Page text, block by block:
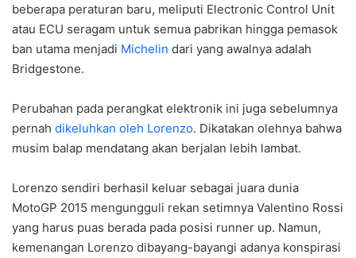
beberapa peraturan baru, meliputi Electronic Control Unit
atau ECU seragam untuk semua pabrikan hingga pemasok
ban utama menjadi Michelin dari yang awalnya adalah
Bridgestone.
Perubahan pada perangkat elektronik ini juga sebelumnya
pernah dikeluhkan oleh Lorenzo. Dikatakan olehnya bahwa
musim balap mendatang akan berjalan lebih lambat.
Lorenzo sendiri berhasil keluar sebagai juara dunia
MotoGP 2015 mengungguli rekan setimnya Valentino Rossi
yang harus puas berada pada posisi runner up. Namun,
kemenangan Lorenzo dibayang-bayangi adanya konspirasi